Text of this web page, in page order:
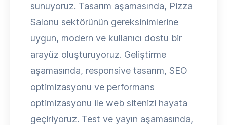
sunuyoruz. Tasarım aşamasında, Pizza
Salonu sektörünün gereksinimlerine
uygun, modern ve kullanıcı dostu bir
arayüz oluşturuyoruz. Geliştirme
aşamasında, responsive tasarım, SEO
optimizasyonu ve performans
optimizasyonu ile web sitenizi hayata
geçiriyoruz. Test ve yayın aşamasında,